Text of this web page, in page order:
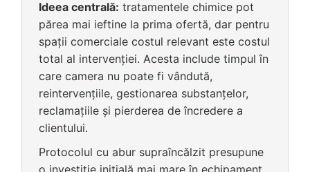
Ideea centrală: tratamentele chimice pot
părea mai ieftine la prima ofertă, dar pentru
spații comerciale costul relevant este costul
total al intervenției. Acesta include timpul în
care camera nu poate fi vândută,
reintervențiile, gestionarea substanțelor,
reclamațiile și pierderea de încredere a
clientului.
Protocolul cu abur supraîncălzit presupune
o investiție inițială mai mare în echipament